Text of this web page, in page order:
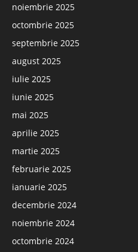
noiembrie 2025
octombrie 2025
septembrie 2025
august 2025
iulie 2025
iunie 2025
mai 2025
aprilie 2025
martie 2025
februarie 2025
ianuarie 2025
decembrie 2024
noiembrie 2024
octombrie 2024